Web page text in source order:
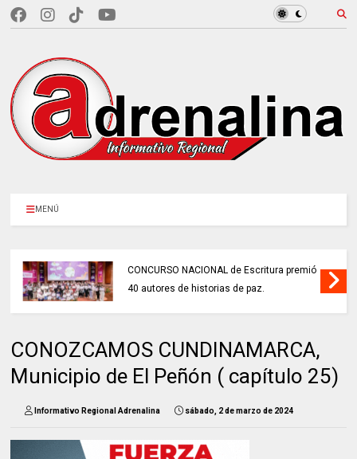
MENÚ
CONCURSO NACIONAL de Escritura premió
40 autores de historias de paz.
CONOZCAMOS CUNDINAMARCA,
Municipio de El Peñón ( capítulo 25)
Informativo Regional Adrenalina sábado, 2 de marzo de 2024